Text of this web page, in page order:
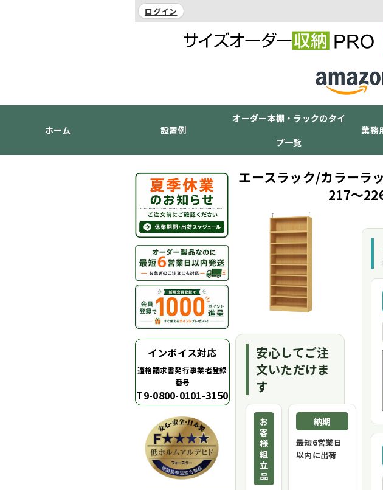
ログイン
ホーム 設置例
オーダー本棚・ラックのタイ
プ一覧
業務
インボイス対応
適格請求書発行事業者登録
番号
T9-0800-0101-3150
エースラック/カラーラ
217～
安心してご注
文いただけま
す
お
客
様
組
立
品
納期
最短6営業日
以内に出荷